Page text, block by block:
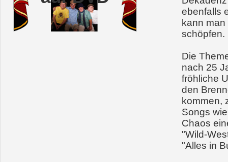
ebenfalls
kann
schöpfen.
Die
nach 25
fröhliche
den
kommen,
Songs
Chaos
"Wild-
"Alles in